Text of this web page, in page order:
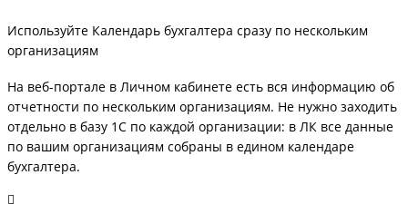
Используйте Календарь бухгалтера сразу по нескольким
организациям
На веб-портале в Личном кабинете есть вся информацию об
отчетности по нескольким организациям. Не нужно заходить
отдельно в базу 1С по каждой организации: в ЛК все данные
по вашим организациям собраны в едином календаре
бухгалтера.